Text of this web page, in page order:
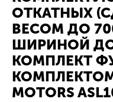
ОТКАТНЫХ
ВЕСОМ ДО
ШИРИНОЙ
КОМПЛЕКТ
MOTORS